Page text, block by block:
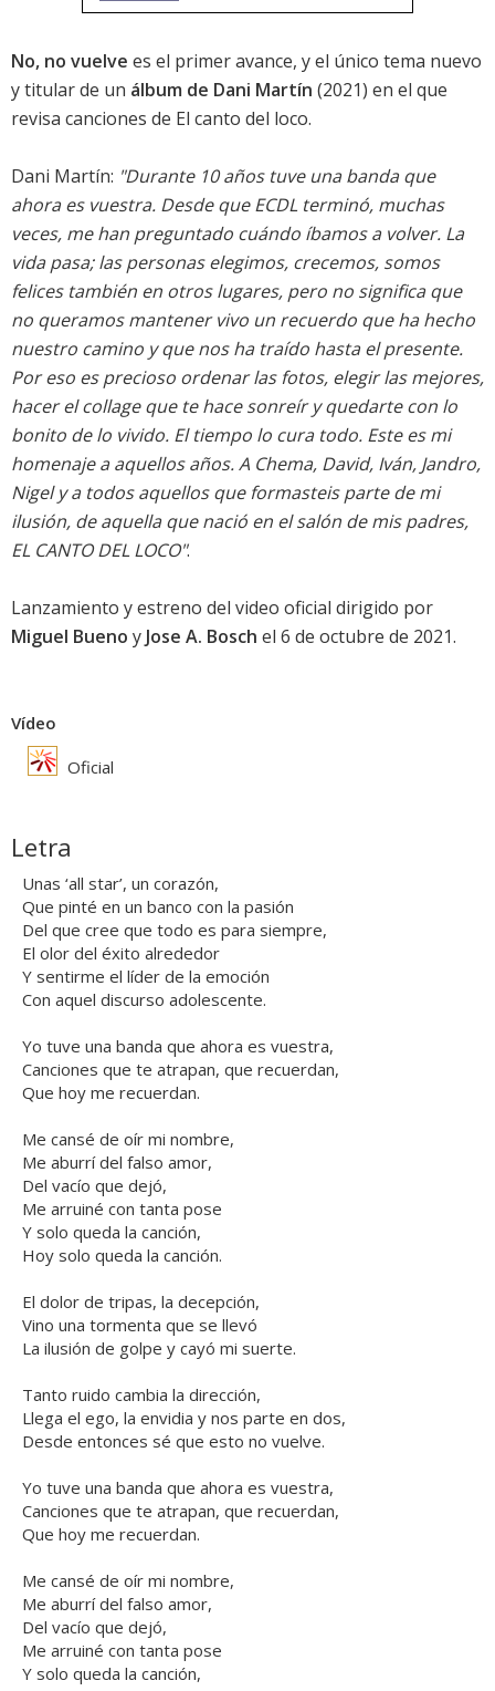
No, no vuelve es el primer avance, y el único tema nuevo
y titular de un álbum de Dani Martín (2021) en el que
revisa canciones de El canto del loco.
Dani Martín: "Durante 10 años tuve una banda que
ahora es vuestra. Desde que ECDL terminó, muchas
veces, me han preguntado cuándo íbamos a volver. La
vida pasa; las personas elegimos, crecemos, somos
felices también en otros lugares, pero no significa que
no queramos mantener vivo un recuerdo que ha hecho
nuestro camino y que nos ha traído hasta el presente.
Por eso es precioso ordenar las fotos, elegir las mejores,
hacer el collage que te hace sonreír y quedarte con lo
bonito de lo vivido. El tiempo lo cura todo. Este es mi
homenaje a aquellos años. A Chema, David, Iván, Jandro,
Nigel y a todos aquellos que formasteis parte de mi
ilusión, de aquella que nació en el salón de mis padres,
EL CANTO DEL LOCO".
Lanzamiento y estreno del video oficial dirigido por
Miguel Bueno y Jose A. Bosch el 6 de octubre de 2021.
Vídeo
Oficial
Letra
Unas ‘all star’, un corazón,
Que pinté en un banco con la pasión
Del que cree que todo es para siempre,
El olor del éxito alrededor
Y sentirme el líder de la emoción
Con aquel discurso adolescente.
Yo tuve una banda que ahora es vuestra,
Canciones que te atrapan, que recuerdan,
Que hoy me recuerdan.
Me cansé de oír mi nombre,
Me aburrí del falso amor,
Del vacío que dejó,
Me arruiné con tanta pose
Y solo queda la canción,
Hoy solo queda la canción.
El dolor de tripas, la decepción,
Vino una tormenta que se llevó
La ilusión de golpe y cayó mi suerte.
Tanto ruido cambia la dirección,
Llega el ego, la envidia y nos parte en dos,
Desde entonces sé que esto no vuelve.
Yo tuve una banda que ahora es vuestra,
Canciones que te atrapan, que recuerdan,
Que hoy me recuerdan.
Me cansé de oír mi nombre,
Me aburrí del falso amor,
Del vacío que dejó,
Me arruiné con tanta pose
Y solo queda la canción,